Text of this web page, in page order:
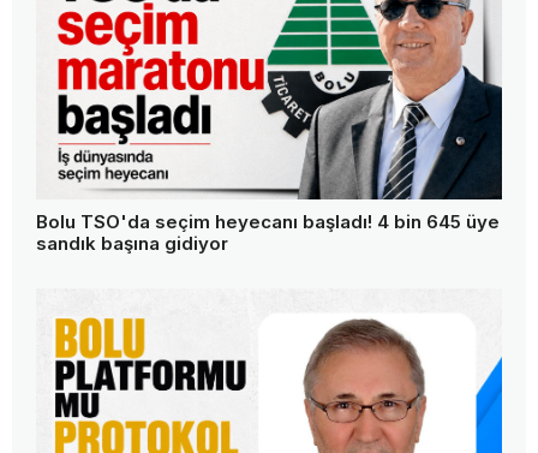
Bolu TSO'da seçim heyecanı başladı! 4 bin 645 üye
sandık başına gidiyor